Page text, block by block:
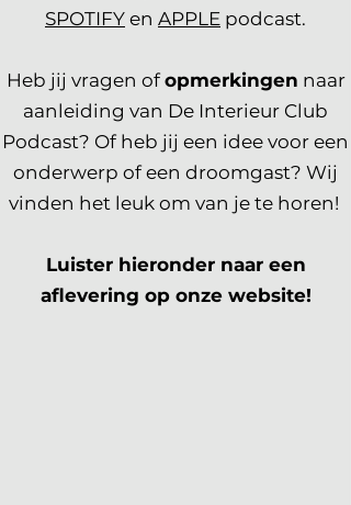
SPOTIFY en APPLE podcast.
Heb jij vragen ofopmerkingen naar
aanleiding van De Interieur Club
Podcast? Of heb jij een idee voor een
onderwerp of een droomgast? Wij
vinden het leuk om van je te horen!
Luister hieronder naar een
aflevering op onze website!